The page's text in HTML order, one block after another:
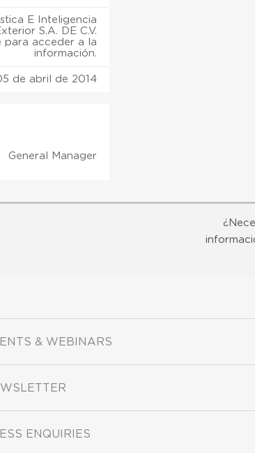
E Inteligencia
S.A. DE C.V.
para acceder a la
información.
de abril de 2014
General Manager
& WEBINARS
ENQUIRIES